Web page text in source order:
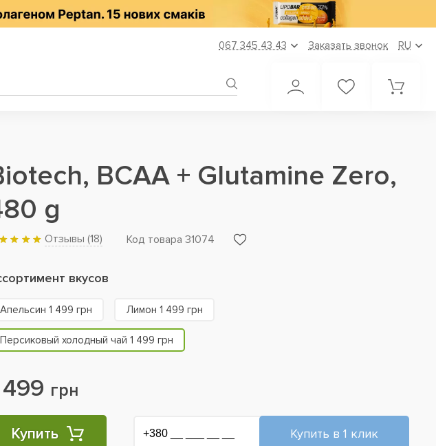
067 345 43 43 Заказать звонок RU
BCAA + Glutamine Zero,
g
Отзывы (18) Код товара 31074
вкусов
Апельсин 1 499 грн Лимон 1 499 грн
Персиковый холодный чай 1 499 грн
499 грн
Купить